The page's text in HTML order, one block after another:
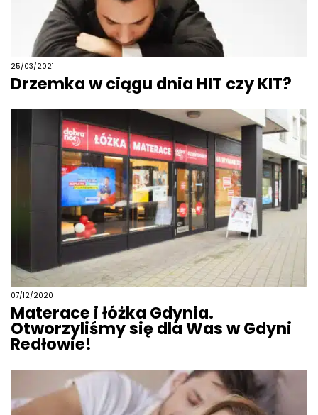
25/03/2021
Drzemka w ciągu dnia HIT czy KIT?
07/12/2020
Materace i łóżka Gdynia.
Otworzyliśmy się dla Was w Gdyni
Redłowie!